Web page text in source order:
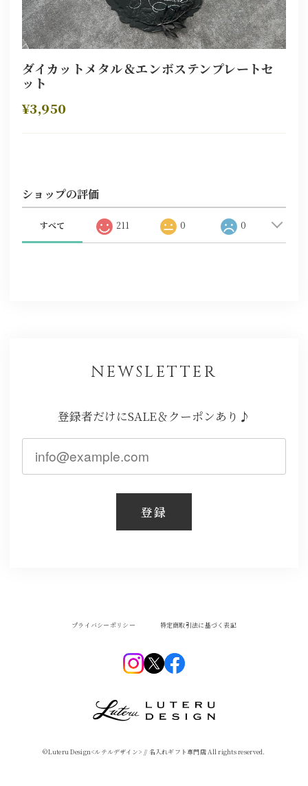
ダイカットメタル＆エンボステンプレートセ
ット
¥3,950
ショップの評価
すべて 211 0 0
NEWSLETTER
登録
プライバシーポリシー 特定商取引法に基づく表記
©︎Luteru Design<ルテルデザイン> // 名入れギフト専門店 All rights reserved.